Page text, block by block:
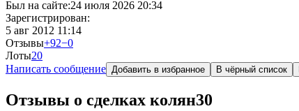
Был на сайте:24 июля 2026 20:34
Зарегистрирован:
5 авг 2012 11:14
Отзывы+92−0
Лоты20
Написать сообщение Добавить в избранное В чёрный список
Отзывы о сделках колян30